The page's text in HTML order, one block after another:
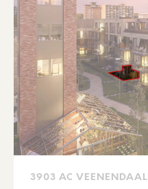
3903 AC VEENENDAAL